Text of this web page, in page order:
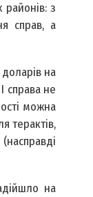
з
справ, а
на
справа не
можна
терактів,
на